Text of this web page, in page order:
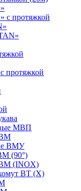
протяжкой
протяжкой
МВП
ВМУ
(90°)
(INOX)
ВТ (Х)